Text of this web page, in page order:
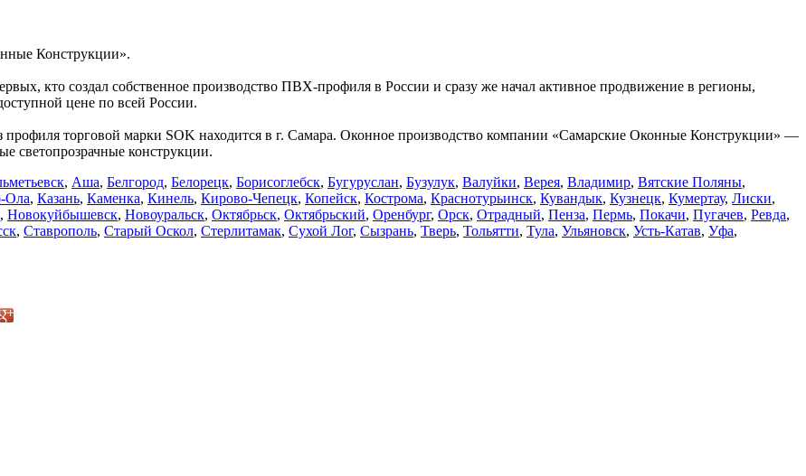
Конструкции».
кто создал собственное производство ПВХ-профиля в России и сразу же начал активное продвижение в регионы,
цене по всей России.
профиля торговой марки SOK находится в г. Самара. Оконное производство компании «Самарские Оконные Конструкции» —
светопрозрачные конструкции.
, Аша, Белгород, Белорецк, Борисоглебск, Бугуруслан, Бузулук, Валуйки, Верея, Владимир, Вятские Поляны,
Ола, Казань, Каменка, Кинель, Кирово-Чепецк, Копейск, Кострома, Краснотурьинск, Кувандык, Кузнецк, Кумертау, Лиски,
, Новокуйбышевск, Новоуральск, Октябрьск, Октябрьский, Оренбург, Орск, Отрадный, Пенза, Пермь, Покачи, Пугачев, Ревда,
, Ставрополь, Старый Оскол, Стерлитамак, Сухой Лог, Сызрань, Тверь, Тольятти, Тула, Ульяновск, Усть-Катав, Уфа,